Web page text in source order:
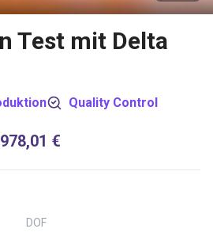
Test mit Delta
Quality Control
€
DOF